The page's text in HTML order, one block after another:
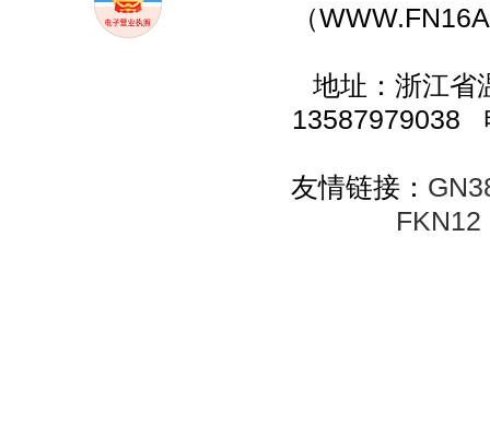
（
地址：浙江省
13587979038
友情链接：
FKN12